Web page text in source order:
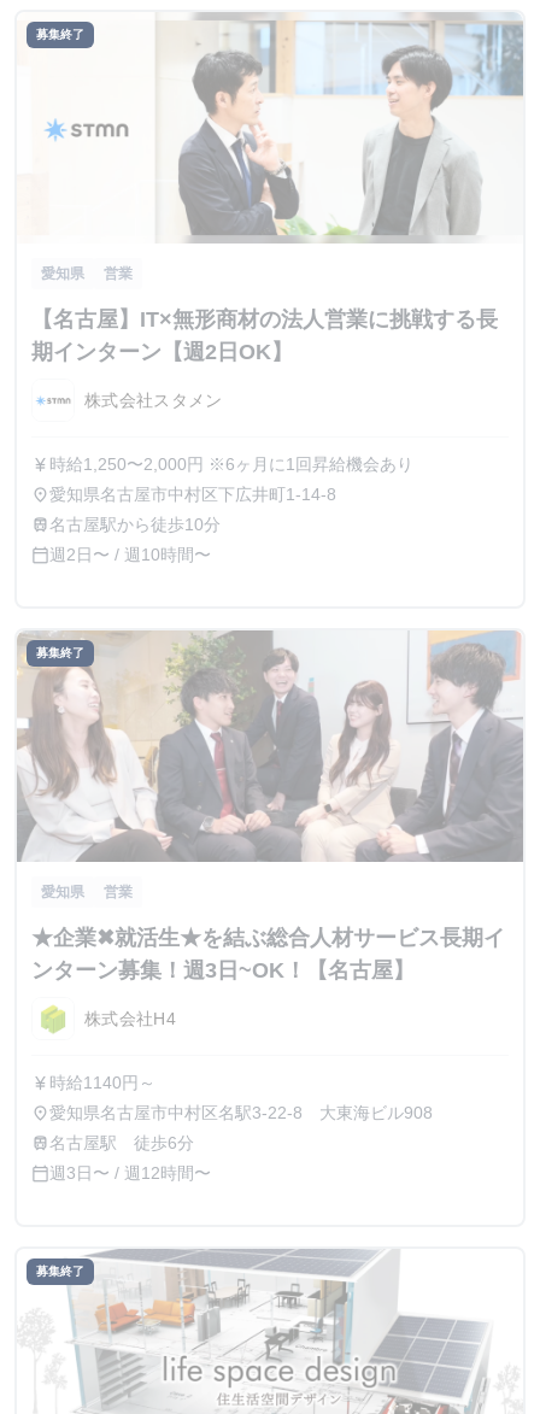
募集終了
愛知県 営業
【名古屋】IT×無形商材の法人営業に挑戦する長
期インターン【週2日OK】
株式会社スタメン
currency_yen 時給1,250〜2,000円 ※6ヶ月に1回昇給機会あり
place愛知県名古屋市中村区下広井町1-14-8
train名古屋駅から徒歩10分
calendar_today週2日〜 / 週10時間〜
募集終了
愛知県 営業
★企業✖就活生★を結ぶ総合人材サービス長期イ
ンターン募集！週3日~OK！【名古屋】
株式会社H4
currency_yen 時給1140円～
place愛知県名古屋市中村区名駅3-22-8 大東海ビル908
train名古屋駅 徒歩6分
calendar_today週3日〜 / 週12時間〜
募集終了